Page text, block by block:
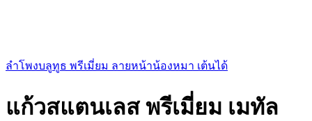
ลำโพงบลูทูธ พรีเมี่ยม ลายหน้าน้องหมา เต้นได้
แก้วสแตนเลส พรีเมี่ยม เมทัล